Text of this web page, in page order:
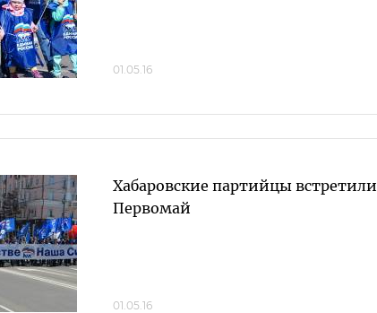
01.05.16
Хабаровские партийцы встретили
Первомай
01.05.16